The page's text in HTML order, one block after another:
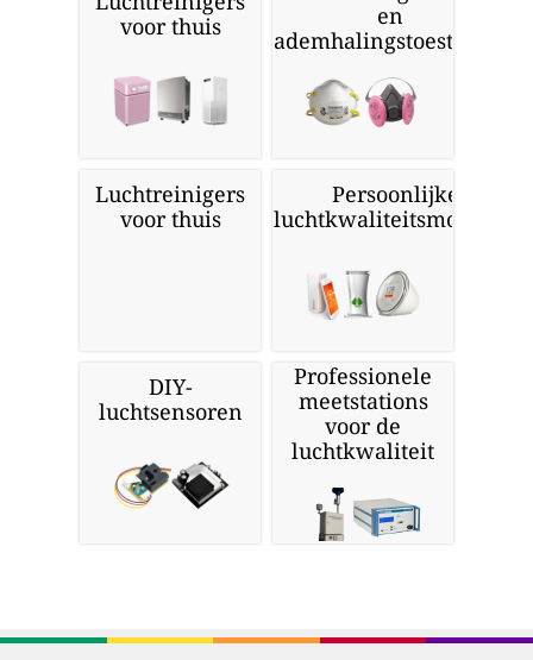
voor thuis
en
ademhalingstoestellen
Luchtreinigers
voor thuis
Persoonlijke
luchtkwaliteitsmonitors
DIY-
luchtsensoren
Professionele
meetstations
voor de
luchtkwaliteit